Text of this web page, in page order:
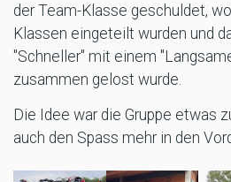
der Team-Klasse geschuldet,
Klassen eingeteilt wurden und
"Schneller" mit einem
zusammen gelost wurde.
Die Idee war die Gruppe etwas
auch den Spass mehr in den